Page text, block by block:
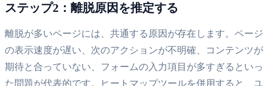
ステップ2：離脱原因を推定する
離脱が多いページには、共通する原因が存在します。ページ
の表示速度が遅い、次のアクションが不明確、コンテンツが
期待と合っていない、フォームの入力項目が多すぎるといっ
た問題が代表的です。ヒートマップツールを併用すると、ユ